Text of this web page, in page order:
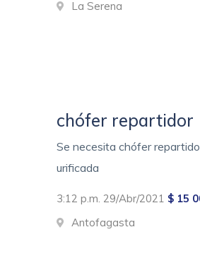
La Serena
chófer repartidor
Se necesita chófer
urificada
3:12 p.m. 29/Abr/2021 $ 15
Antofagasta